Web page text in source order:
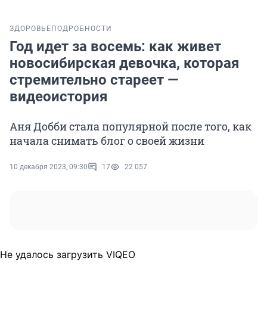
ЗДОРОВЬЕ ПОДРОБНОСТИ
Год идет за восемь: как живет
новосибирская девочка, которая
стремительно стареет —
видеоистория
Аня Добби стала популярной после того, как
начала снимать блог о своей жизни
10 декабря 2023, 09:30 17 22 057
Не удалось загрузить VIQEO